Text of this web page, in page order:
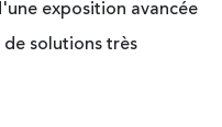
exposition avancée
de solutions très